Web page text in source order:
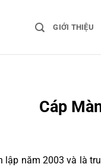
GIỚI THIỆU
Cáp
lập năm 2003 và là